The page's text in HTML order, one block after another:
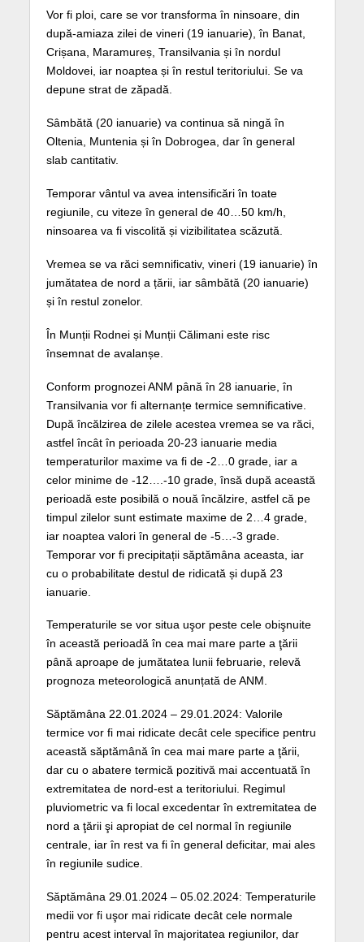
Vor fi ploi, care se vor transforma în ninsoare, din
după-amiaza zilei de vineri (19 ianuarie), în Banat,
Crișana, Maramureș, Transilvania și în nordul
Moldovei, iar noaptea și în restul teritoriului. Se va
depune strat de zăpadă.
Sâmbătă (20 ianuarie) va continua să ningă în
Oltenia, Muntenia și în Dobrogea, dar în general
slab cantitativ.
Temporar vântul va avea intensificări în toate
regiunile, cu viteze în general de 40…50 km/h,
ninsoarea va fi viscolită și vizibilitatea scăzută.
Vremea se va răci semnificativ, vineri (19 ianuarie) în
jumătatea de nord a țării, iar sâmbătă (20 ianuarie)
și în restul zonelor.
În Munții Rodnei și Munții Călimani este risc
însemnat de avalanșe.
Conform prognozei ANM până în 28 ianuarie, în
Transilvania vor fi alternanțe termice semnificative.
După încălzirea de zilele acestea vremea se va răci,
astfel încât în perioada 20-23 ianuarie media
temperaturilor maxime va fi de -2…0 grade, iar a
celor minime de -12….-10 grade, însă după această
perioadă este posibilă o nouă încălzire, astfel că pe
timpul zilelor sunt estimate maxime de 2…4 grade,
iar noaptea valori în general de -5…-3 grade.
Temporar vor fi precipitații săptămâna aceasta, iar
cu o probabilitate destul de ridicată și după 23
ianuarie.
Temperaturile se vor situa uşor peste cele obişnuite
în această perioadă în cea mai mare parte a ţării
până aproape de jumătatea lunii februarie, relevă
prognoza meteorologică anunțată de ANM.
Săptămâna 22.01.2024 – 29.01.2024: Valorile
termice vor fi mai ridicate decât cele specifice pentru
această săptămână în cea mai mare parte a ţării,
dar cu o abatere termică pozitivă mai accentuată în
extremitatea de nord-est a teritoriului. Regimul
pluviometric va fi local excedentar în extremitatea de
nord a ţării şi apropiat de cel normal în regiunile
centrale, iar în rest va fi în general deficitar, mai ales
în regiunile sudice.
Săptămâna 29.01.2024 – 05.02.2024: Temperaturile
medii vor fi uşor mai ridicate decât cele normale
pentru acest interval în majoritatea regiunilor, dar